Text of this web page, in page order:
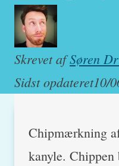
Skrevet afSøren
Sidst opdateret10/
Chipmærkning
kanyle.